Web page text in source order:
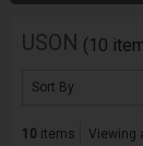
USON (10
10 items Viewing